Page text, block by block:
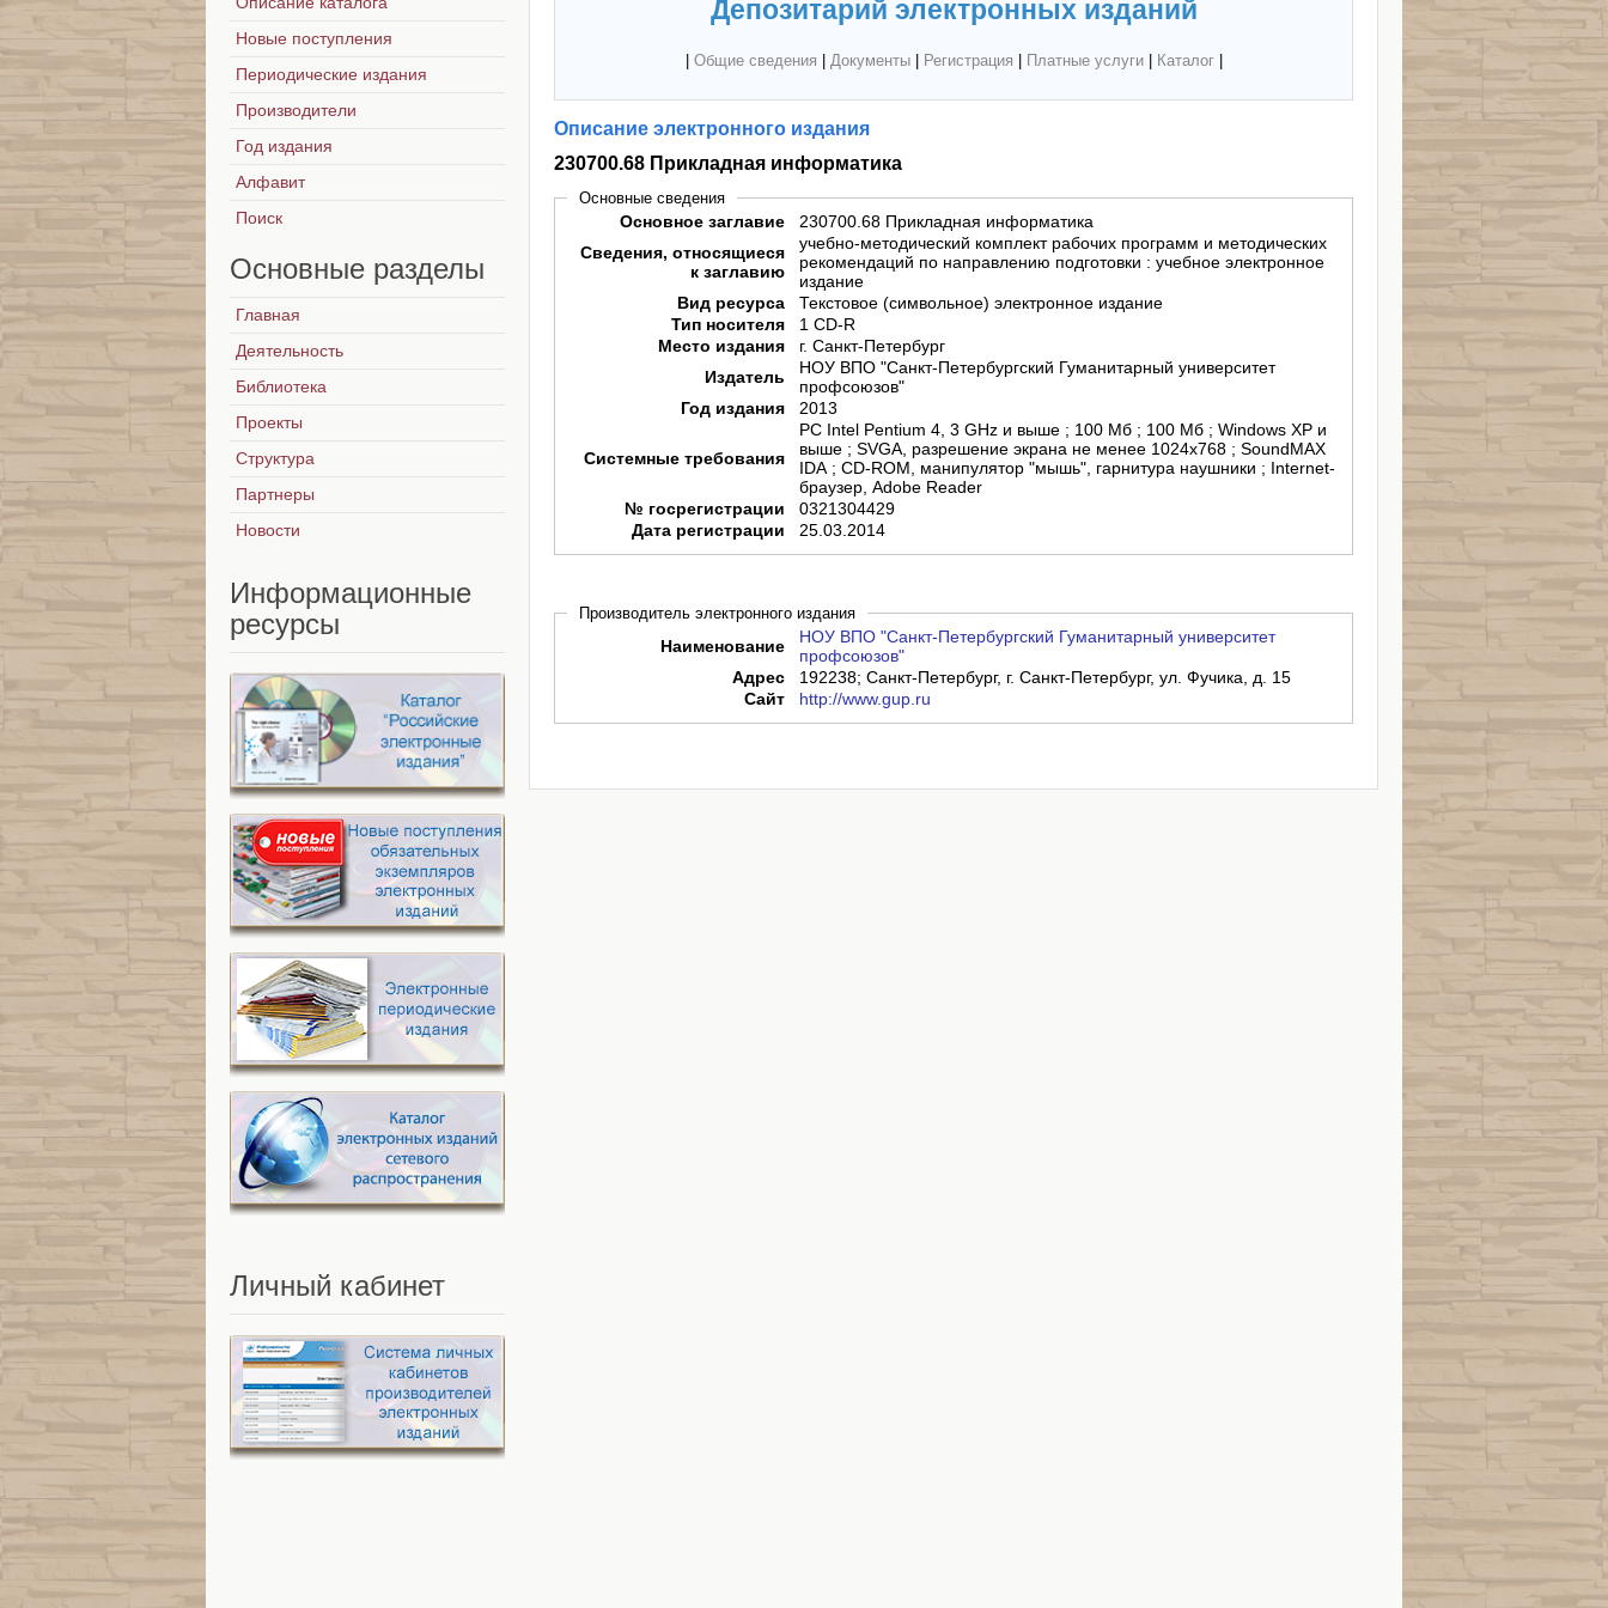
Депозитарий электронных изданий
Общие сведения Документы| Регистрация Платные услуги| Каталог|
Описание электронного издания
230700.68 Прикладная информатика
Основные сведения
Основное заглавие
230700.68 Прикладная информатика
Сведения, относящиеся
к заглавию
учебно-методический комплект рабочих программ и методических
рекомендаций по направлению подготовки : учебное электронное
издание
Вид ресурса
Текстовое (символьное) электронное издание
Тип носителя
1 CD-R
Место издания
г. Санкт-Петербург
Издатель
НОУ ВПО "Санкт-Петербургский Гуманитарный университет
профсоюзов"
Год издания
2013
Системные требования
PC Intel Pentium 4, 3 GHz и выше ; 100 Мб ; 100 Мб ; Windows XP и
выше ; SVGA, разрешение экрана не менее 1024х768 ; SoundMAX
IDA ; CD-ROM, манипулятор "мышь", гарнитура наушники ; Internet-
браузер, Adobe Reader
№ госрегистрации
0321304429
Дата регистрации
25.03.2014
Производитель электронного издания
Наименование
НОУ ВПО "Санкт-Петербургский Гуманитарный университет
профсоюзов"
Адрес
192238; Санкт-Петербург, г. Санкт-Петербург, ул. Фучика, д. 15
Сайт
http://www.gup.ru
Новые поступления
Периодические издания
Производители
Год издания
Алфавит
Поиск
Основные разделы
Главная
Деятельность
Библиотека
Проекты
Структура
Партнеры
Новости
Информационные
ресурсы
Личный кабинет